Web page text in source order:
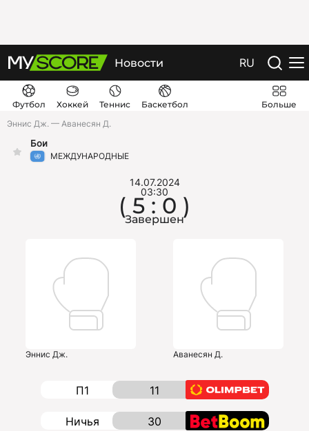
Новости RU
Футбол Хоккей Теннис Баскетбол
Больше
Эннис Дж. — Аванесян Д.
МЕЖДУНАРОДНЫЕ
Бои
Эннис Дж.
14.07.2024
03:30
( 5 : 0 )
Завершен
Аванесян Д.
П1 11
Ничья 30